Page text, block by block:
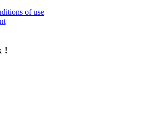
of use
!